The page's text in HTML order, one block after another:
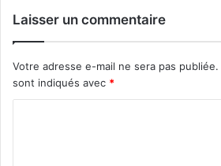
Laisser un commentaire
Votre adresse e-mail ne sera pas publiée.
sont indiqués avec *